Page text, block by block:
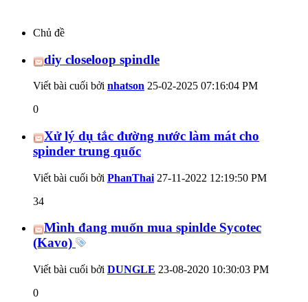
Chủ đề
diy closeloop spindle
Viết bài cuối bởi nhatson 25-02-2025 07:16:04 PM
0
Xử lý dụ tắc đường nước làm mát cho
spinder trung quốc
Viết bài cuối bởi PhanThai 27-11-2022 12:19:50 PM
34
Mình đang muốn mua spinlde Sycotec
(Kavo)
Viết bài cuối bởi DUNGLE 23-08-2020 10:30:03 PM
0